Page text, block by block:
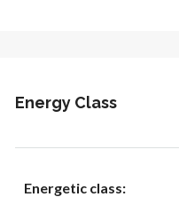
Energy Class
Energetic class: